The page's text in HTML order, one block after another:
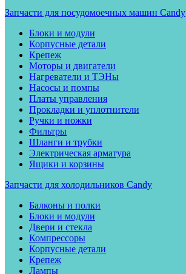
Запчасти для посудомоечных машин Candy
Блоки и модули
Корпусные детали
Крепеж
Моторы и двигатели
Нагреватели и ТЭНы
Насосы и помпы
Платы управления
Прокладки и уплотнители
Ручки и ножки
Фильтры
Шланги и трубки
Электрическая арматура
Ящики и корзины
Запчасти для холодильников Candy
Балконы и полки
Блоки и модули
Двери и стекла
Компрессоры
Корпусные детали
Крепеж
Лампы